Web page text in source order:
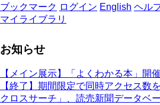
ブックマーク ログイン English ヘル
マイライブラリ
お知らせ
【メイン展示】「よくわかる本」開催
【終了】期間限定で同時アクセス数
クロスサーチ」、読売新聞データベ